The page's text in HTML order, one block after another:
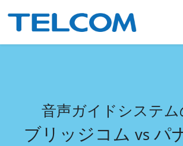
音声ガイドシステム
ブリッジコム vs パ